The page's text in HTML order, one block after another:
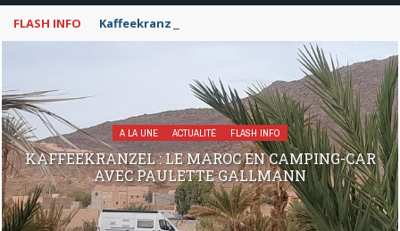
FLASH INFO Kaffeekranzel : Le Maroc en camping-car avec
A LA UNE ACTUALITÉ FLASH INFO
KAFFEEKRANZEL : LE MAROC EN CAMPING-CAR
AVEC PAULETTE GALLMANN